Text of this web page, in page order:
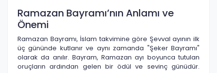
Ramazan Bayramı’nın Anlamı ve
Önemi
Ramazan Bayramı, İslam takvimine göre Şevval ayının ilk
üç gününde kutlanır ve aynı zamanda "Şeker Bayramı"
olarak da anılır. Bayram, Ramazan ayı boyunca tutulan
oruçların ardından gelen bir ödül ve sevinç günüdür.